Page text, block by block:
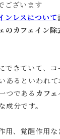
ございます
ンレスについて
のカフェイン除
できていて、コ
あるといわれ
つである カフェ
成分です。
用、覚醒作用な